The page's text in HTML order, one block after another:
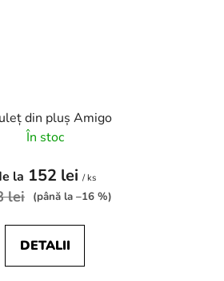
din pluș Amigo
În stoc
la 152 lei / ks
lei (până la –16 %)
DETALII